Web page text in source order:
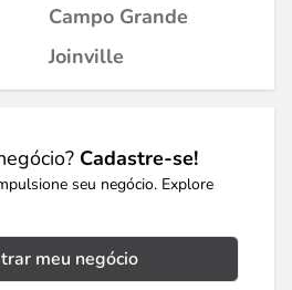
Campo Grande
Joinville
Cadastre-se!
seu negócio. Explore
meu negócio